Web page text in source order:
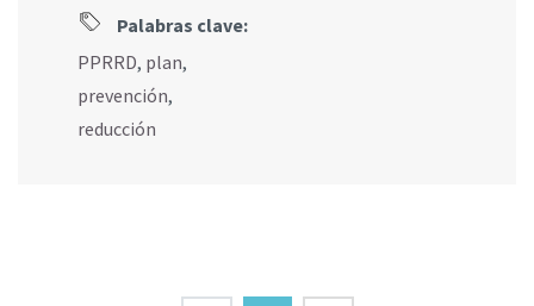
Palabras clave:
PPRRD, plan,
prevención,
reducción